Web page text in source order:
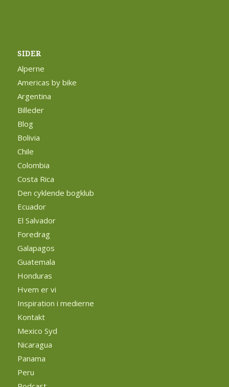
SIDER
Alperne
Americas by bike
Argentina
Billeder
Blog
Bolivia
Chile
Colombia
Costa Rica
Den cyklende bogklub
Ecuador
El Salvador
Foredrag
Galapagos
Guatemala
Honduras
Hvem er vi
Inspiration i medierne
Kontakt
Mexico Syd
Nicaragua
Panama
Peru